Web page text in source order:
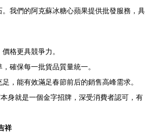
我們的阿克蘇冰糖心蘋果提供批發服務，具
格更具競爭力。
，確保每一批貨品質量統一。
足，能有效滿足春節前后的銷售高峰需求。
本身就是一個金字招牌，深受消費者認可，有
祥